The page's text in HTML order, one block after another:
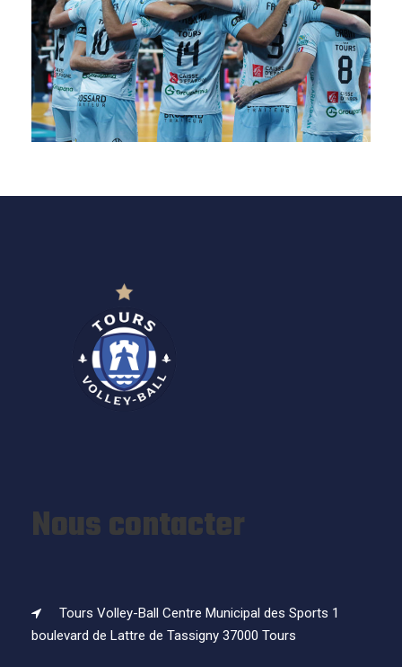
SAISON 24/25-9
Nous contacter
Tours Volley-Ball Centre Municipal des Sports 1
boulevard de Lattre de Tassigny 37000 Tours